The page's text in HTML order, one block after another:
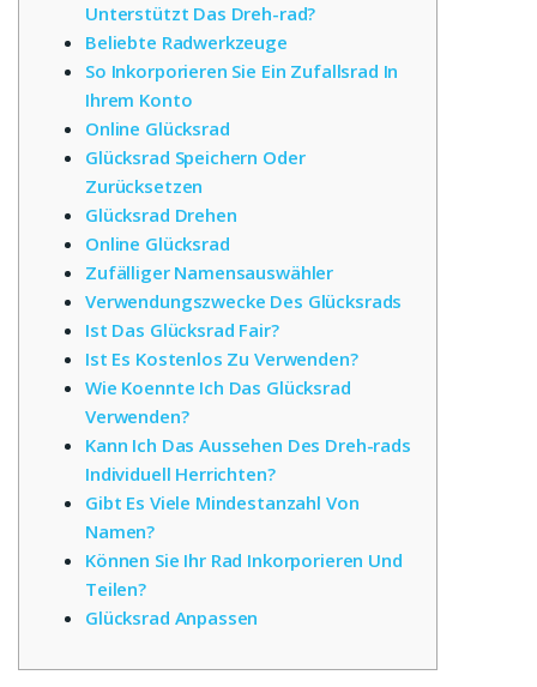
Unterstützt Das Dreh-rad?
Beliebte Radwerkzeuge
So Inkorporieren Sie Ein Zufallsrad In
Ihrem Konto
Online Glücksrad
Glücksrad Speichern Oder
Zurücksetzen
Glücksrad Drehen
Online Glücksrad
Zufälliger Namensauswähler
Verwendungszwecke Des Glücksrads
Ist Das Glücksrad Fair?
Ist Es Kostenlos Zu Verwenden?
Wie Koennte Ich Das Glücksrad
Verwenden?
Kann Ich Das Aussehen Des Dreh-rads
Individuell Herrichten?
Gibt Es Viele Mindestanzahl Von
Namen?
Können Sie Ihr Rad Inkorporieren Und
Teilen?
Glücksrad Anpassen